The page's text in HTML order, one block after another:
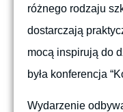
różnego rodzaju
dostarczają
mocą inspirują do
była konferencja
Wydarzenie